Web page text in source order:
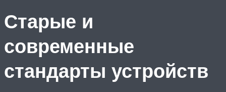
Старые и
современные
стандарты устройств